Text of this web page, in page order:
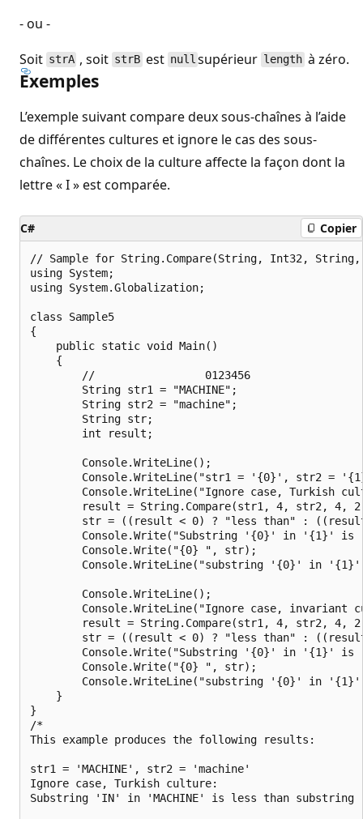
- ou -
Soit strA , soit strBest null supérieur length à zéro.
Exemples
L’exemple suivant compare deux sous-chaînes à l’aide
de différentes cultures et ignore le cas des sous-
chaînes. Le choix de la culture affecte la façon dont la
lettre « I » est comparée.
C# Copier
// Sample for String.Compare(String, Int32,
using System;
using System.Globalization;
class Sample5
{
    public static void Main()
    {
        //                 0123456
        String str1 = "MACHINE";
        String str2 = "machine";
        String str;
        int result;
        Console.WriteLine();
Console.WriteLine("str1 = '{0}', str2 =
Console.WriteLine("Ignore case, Turkish
result = String.Compare(str1, 4, str2, 4,
str = ((result < 0) ? "less than" :
Console.Write("Substring '{0}' in '{1}' is
        Console.Write("{0} ", str);
Console.WriteLine("substring '{0}' in
        Console.WriteLine();
Console.WriteLine("Ignore case, invariant
result = String.Compare(str1, 4, str2, 4,
str = ((result < 0) ? "less than" :
Console.Write("Substring '{0}' in '{1}' is
        Console.Write("{0} ", str);
Console.WriteLine("substring '{0}' in
    }
}
/*
This example produces the following results:
str1 = 'MACHINE', str2 = 'machine'
Ignore case, Turkish culture:
Substring 'IN' in 'MACHINE' is less than